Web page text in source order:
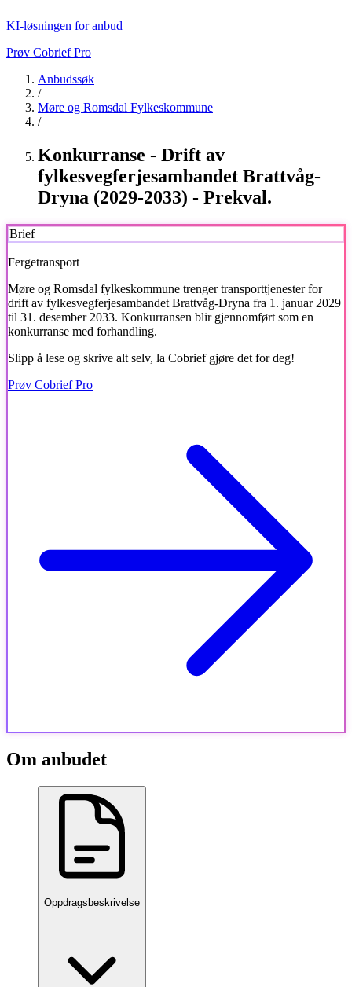
KI-løsningen for anbud
Prøv Cobrief Pro
Anbudssøk
/
Møre og Romsdal Fylkeskommune
/
Konkurranse - Drift av
fylkesvegferjesambandet Brattvåg-
Dryna (2029-2033) - Prekval.
Brief
Fergetransport
Møre og Romsdal fylkeskommune trenger transporttjenester for
drift av fylkesvegferjesambandet Brattvåg-Dryna fra 1. januar 2029
til 31. desember 2033. Konkurransen blir gjennomført som en
konkurranse med forhandling.
Slipp å lese og skrive alt selv, la Cobrief gjøre det for deg!
Prøv Cobrief Pro
Om anbudet
Oppdragsbeskrivelse